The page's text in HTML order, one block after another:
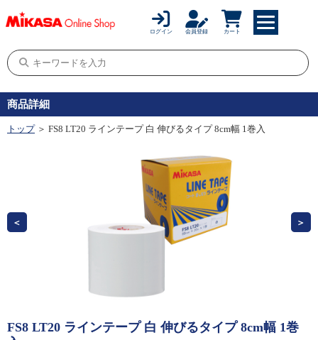
ログイン 会員登録 カート
商品詳細
トップ＞ FS8 LT20 ラインテープ 白 伸びるタイプ 8cm幅 1巻入
FS8 LT20 ラインテープ 白 伸びるタイプ 8cm幅 1巻